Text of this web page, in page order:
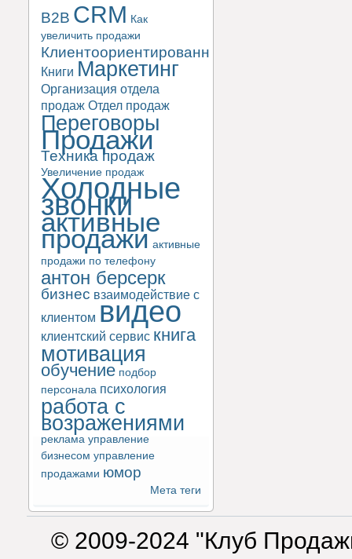
B2B CRM Как
увеличить продажи
Клиентоориентированность
Книги Маркетинг
Организация отдела
продаж Отдел продаж
Переговоры
Продажи
Техника продаж
Увеличение продаж
Холодные
звонки
активные
продажи активные
продажи по телефону
антон берсерк
бизнес взаимодействие с
клиентом видео
клиентский сервис книга
мотивация
обучение подбор
персонала психология
работа с
возражениями
реклама управление
бизнесом управление
продажами юмор
Мета теги
© 2009-2024 "Клуб